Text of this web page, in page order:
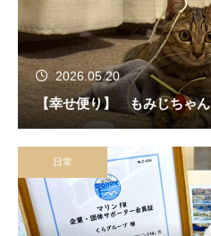
2026.05.20
【幸せ便り】 もみじちゃん
日常